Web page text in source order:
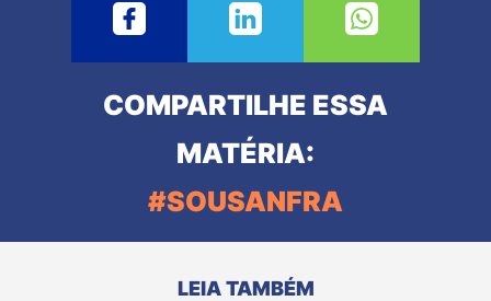
COMPARTILHE ESSA
MATÉRIA:
#SOUSANFRA
LEIA TAMBÉM